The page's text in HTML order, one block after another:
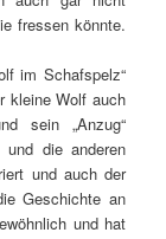
fressen könnte.
im Schafspelz“
kleine Wolf auch
sein „Anzug“
die anderen
und auch der
Geschichte an
und hat